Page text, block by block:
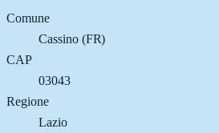
Comune
Cassino(FR)
CAP
03043
Regione
Lazio